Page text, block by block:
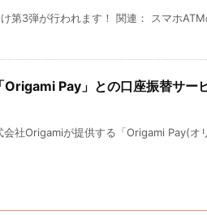
第3弾が行われます！ 関連： スマホ
Origami Pay」との口座振替サ
会社Origamiが提供する「Origami Pay(オ